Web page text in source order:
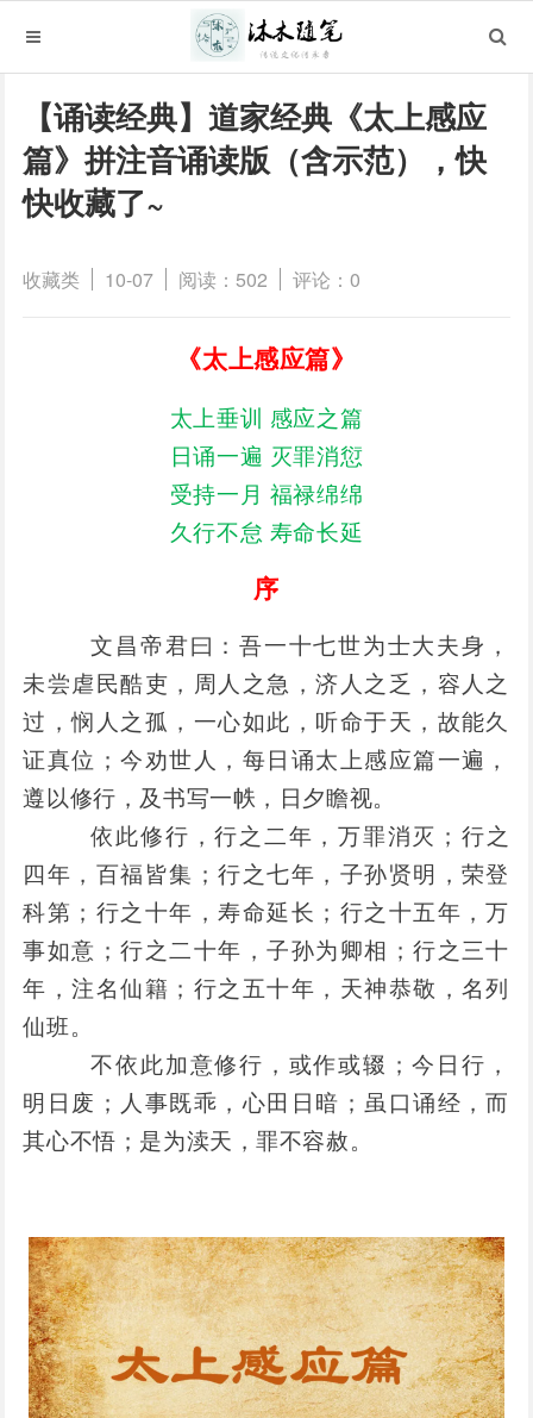
【诵读经典】道家经典《太上感应
篇》拼注音诵读版（含示范），快
快收藏了~
收藏类 10-07 阅读：502 评论：0
《太上感应篇》
太上垂训 感应之篇
日诵一遍 灭罪消愆
受持一月 福禄绵绵
久行不怠 寿命长延
序
文昌帝君曰：吾一十七世为士大夫身，
未尝虐民酷吏，周人之急，济人之乏，容人之
过，悯人之孤，一心如此，听命于天，故能久
证真位；今劝世人，每日诵太上感应篇一遍，
遵以修行，及书写一帙，日夕瞻视。
依此修行，行之二年，万罪消灭；行之
四年，百福皆集；行之七年，子孙贤明，荣登
科第；行之十年，寿命延长；行之十五年，万
事如意；行之二十年，子孙为卿相；行之三十
年，注名仙籍；行之五十年，天神恭敬，名列
仙班。
不依此加意修行，或作或辍；今日行，
明日废；人事既乖，心田日暗；虽口诵经，而
其心不悟；是为渎天，罪不容赦。